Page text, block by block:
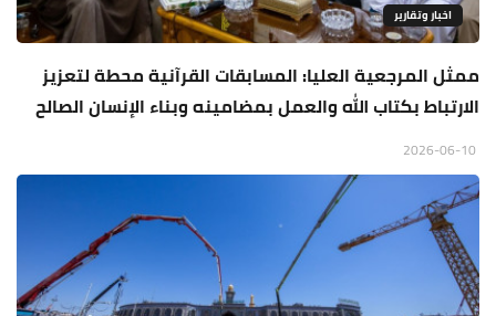
اخبار وتقارير
ممثل المرجعية العليا: المسابقات القرآنية محطة لتعزيز
الارتباط بكتاب الله والعمل بمضامينه وبناء الإنسان الصالح